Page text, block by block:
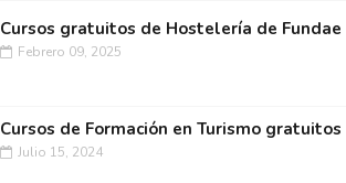
Cursos gratuitos de Hostelería de Fundae
Febrero 09, 2025
Cursos de Formación en Turismo gratuitos
Julio 15, 2024